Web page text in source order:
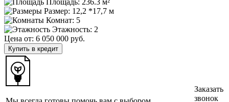
Размер: 12,2 *17,7 м
Комнат: 5
Этажность: 2
Цена от: 6 050 000 руб.
Купить в кредит
Заказать
звонок